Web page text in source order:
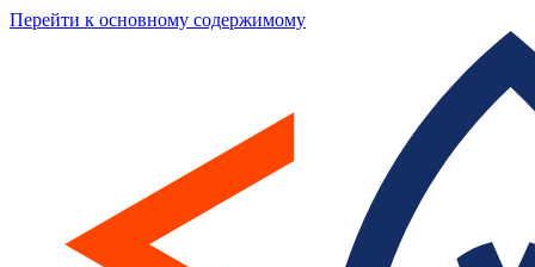
Перейти к основному содержимому